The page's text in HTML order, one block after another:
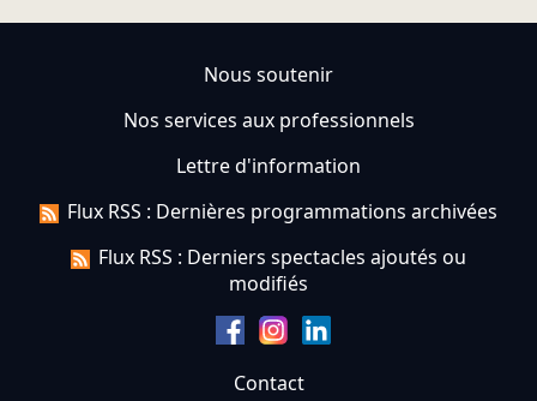
Nous soutenir
Nos services aux professionnels
Lettre d'information
Flux RSS : Dernières programmations archivées
Flux RSS : Derniers spectacles ajoutés ou
modifiés
Contact